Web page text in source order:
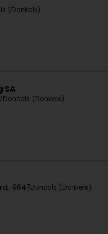
(Donkels)
SA
Doncols (Donkels)
L-9647Doncols (Donkels)